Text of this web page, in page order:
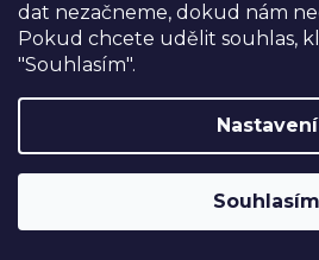
dat nezačneme, dokud nám
Pokud chcete udělit souhlas,
"Souhlasím".
Nastavení
Souhlasím
značky USNU® s kódem
DOPRAVA ZDARMA při
30.000,-.
Praktický průvodce
rady, tipy a doporučení podle
a potřeb uživatele.